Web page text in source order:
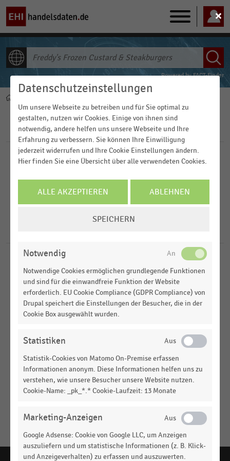
Main
navigation
ALLE INHALTE Powered byFACT-Finder
Pfadnavigation
Freddy's Frozen Custard &
Top 50 der größten Fast-Food-Ketten in den USA
nach Umsatz (2025)
GASTRONOMIE & CATERING |STATISTIK
Top 50 der größten Fast-Food-Ketten in den USA
Top 50 der größten Fast-Food-Ketten in den USA
nach Umsatz (2021)
GASTRONOMIE & CATERING|STATISTIK
nach Umsatz (2020)
MEHR
ANZEIGEN
Keine
Ergebnisse
gefunden
Filter
Veröffentlichungsdatum
2023
FILTER ZURÜCKSETZEN
Datenschutzeinstellungen
Um unsere Webseite zu betreiben und für Sie optimal zu
gestalten, nutzen wir Cookies. Einige von ihnen sind
notwendig, andere helfen uns unsere Webseite und Ihre
Erfahrung zu verbessern. Sie können Ihre Einwilligung
jederzeit widerrufen und Ihre Cookie Einstellungen ändern.
Hier finden Sie eine Übersicht über alle verwendeten Cookies.
ALLE AKZEPTIEREN ABLEHNEN
SPEICHERN
Notwendig
Notwendige Cookies ermöglichen grundlegende Funktionen
und sind für die einwandfreie Funktion der Website
erforderlich. EU Cookie Compliance (GDPR Compliance) von
Drupal speichert die Einstellungen der Besucher, die in der
Cookie Box ausgewählt wurden.
Statistiken
Statistik-Cookies von Matomo On-Premise erfassen
Informationen anonym. Diese Informationen helfen uns zu
verstehen, wie unsere Besucher unsere Website nutzen.
Cookie-Name: _pk_*.* Cookie-Laufzeit: 13 Monate
Marketing-Anzeigen
Google Adsense: Cookie von Google LLC, um Anzeigen
auszuliefern und um statistische Informationen (z. B. Klick-
und Anzeigeverhalten) zu erfassen und auszuwerten.